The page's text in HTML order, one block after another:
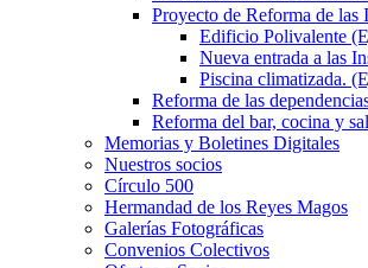
Proyecto de Reforma de las
Edificio Polivalente
Nueva entrada a las
Piscina climatizada.
Reforma de las
Reforma del bar, cocina y
Memorias y Boletines Digitales
Nuestros socios
Círculo 500
Hermandad de los Reyes Magos
Galerías Fotográficas
Convenios Colectivos